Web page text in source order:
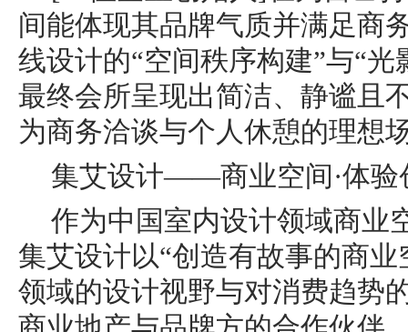
间能体现其品牌气质并满足商
线设计的“空间秩序构建”与“
最终会所呈现出简洁、静谧且
为商务洽谈与个人休憩的理想
集艾设计——商业空间·体验
作为中国室内设计领域商业
集艾设计以“创造有故事的商
领域的设计视野与对消费趋势